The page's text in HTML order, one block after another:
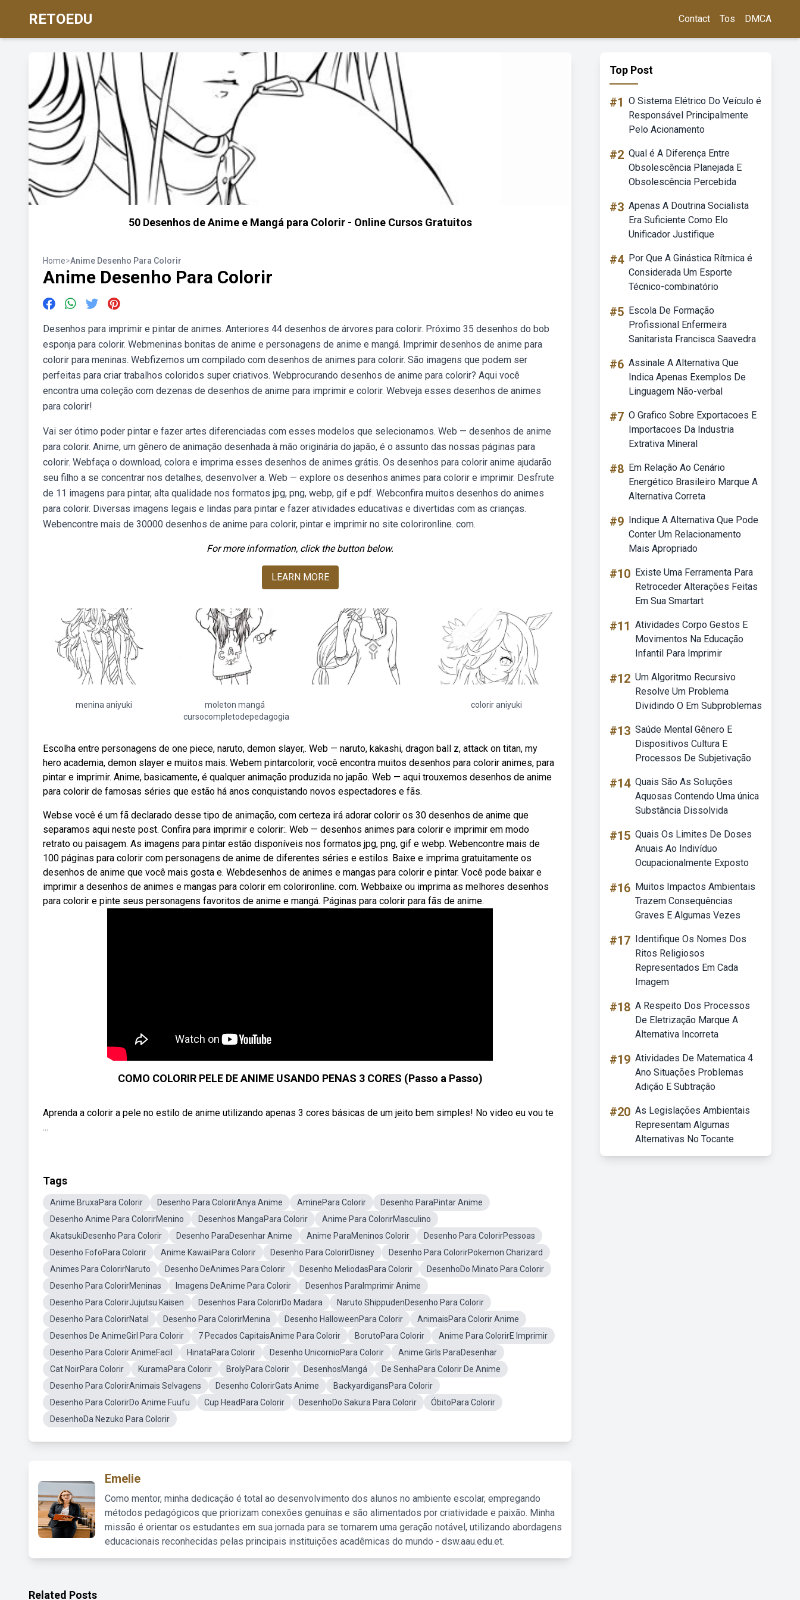
RETOEDU Contact Tos DMCA
50 Desenhos de Anime e Mangá para Colorir - Online Cursos Gratuitos
Home>Anime Desenho Para Colorir
Anime Desenho Para Colorir
Desenhos para imprimir e pintar de animes. Anteriores 44 desenhos de árvores para colorir. Próximo 35 desenhos do bob
esponja para colorir. Webmeninas bonitas de anime e personagens de anime e mangá. Imprimir desenhos de anime para
colorir para meninas. Webfizemos um compilado com desenhos de animes para colorir. São imagens que podem ser
perfeitas para criar trabalhos coloridos super criativos. Webprocurando desenhos de anime para colorir? Aqui você
encontra uma coleção com dezenas de desenhos de anime para imprimir e colorir. Webveja esses desenhos de animes
para colorir!
Vai ser ótimo poder pintar e fazer artes diferenciadas com esses modelos que selecionamos. Web — desenhos de anime
para colorir. Anime, um gênero de animação desenhada à mão originária do japão, é o assunto das nossas páginas para
colorir. Webfaça o download, colora e imprima esses desenhos de animes grátis. Os desenhos para colorir anime ajudarão
seu filho a se concentrar nos detalhes, desenvolver a. Web — explore os desenhos animes para colorir e imprimir. Desfrute
de 11 imagens para pintar, alta qualidade nos formatos jpg, png, webp, gif e pdf. Webconfira muitos desenhos do animes
para colorir. Diversas imagens legais e lindas para pintar e fazer atividades educativas e divertidas com as crianças.
Webencontre mais de 30000 desenhos de anime para colorir, pintar e imprimir no site colorironline. com.
For more information, click the button below.
LEARN MORE
menina aniyuki
moleton mangá
cursocompletodepedagogia
colorir aniyuki
Escolha entre personagens de one piece, naruto, demon slayer,. Web — naruto, kakashi, dragon ball z, attack on titan, my
hero academia, demon slayer e muitos mais. Webem pintarcolorir, você encontra muitos desenhos para colorir animes, para
pintar e imprimir. Anime, basicamente, é qualquer animação produzida no japão. Web — aqui trouxemos desenhos de anime
para colorir de famosas séries que estão há anos conquistando novos espectadores e fãs.
Webse você é um fã declarado desse tipo de animação, com certeza irá adorar colorir os 30 desenhos de anime que
separamos aqui neste post. Confira para imprimir e colorir:. Web — desenhos animes para colorir e imprimir em modo
retrato ou paisagem. As imagens para pintar estão disponíveis nos formatos jpg, png, gif e webp. Webencontre mais de
100 páginas para colorir com personagens de anime de diferentes séries e estilos. Baixe e imprima gratuitamente os
desenhos de anime que você mais gosta e. Webdesenhos de animes e mangas para colorir e pintar. Você pode baixar e
imprimir a desenhos de animes e mangas para colorir em colorironline. com. Webbaixe ou imprima as melhores desenhos
para colorir e pinte seus personagens favoritos de anime e mangá. Páginas para colorir para fãs de anime.
COMO COLORIR PELE DE ANIME USANDO PENAS 3 CORES (Passo a Passo)
Aprenda a colorir a pele no estilo de anime utilizando apenas 3 cores básicas de um jeito bem simples! No video eu vou te
...
Tags
Anime BruxaPara Colorir Desenho Para ColorirAnya Anime AminePara Colorir
Desenho ParaPintar Anime
Desenho Anime Para ColorirMenino
Desenhos MangaPara Colorir
Anime Para ColorirMasculino
AkatsukiDesenho Para Colorir
Desenho ParaDesenhar Anime Anime ParaMeninos Colorir
Desenho Para ColorirPessoas
Desenho FofoPara Colorir
Anime KawaiiPara Colorir Desenho Para ColorirDisney
Desenho Para ColorirPokemon Charizard
Animes Para ColorirNaruto
Desenho DeAnimes Para Colorir Desenho MeliodasPara Colorir
DesenhoDo Minato Para Colorir
Desenho Para ColorirMeninas
Imagens DeAnime Para Colorir
Desenhos ParaImprimir Anime
Desenho Para ColorirJujutsu Kaisen
Desenhos Para ColorirDo Madara
Naruto ShippudenDesenho Para Colorir
Desenho Para ColorirNatal
Desenho Para ColorirMenina Desenho HalloweenPara Colorir
AnimaisPara Colorir Anime
Desenhos De AnimeGirl Para Colorir
7 Pecados CapitaisAnime Para Colorir BorutoPara Colorir
Anime Para ColorirE Imprimir
Desenho Para Colorir AnimeFacil
HinataPara Colorir Desenho UnicornioPara Colorir
Anime Girls ParaDesenhar
Cat NoirPara Colorir
KuramaPara Colorir BrolyPara Colorir DesenhosMangá
De SenhaPara Colorir De Anime
Desenho Para ColorirAnimais Selvagens
Desenho ColorirGats Anime
BackyardigansPara Colorir
Desenho Para ColorirDo Anime Fuufu
Cup HeadPara Colorir DesenhoDo Sakura Para Colorir
ÓbitoPara Colorir
DesenhoDa Nezuko Para Colorir
Emelie
Como mentor, minha dedicação é total ao desenvolvimento dos alunos no ambiente escolar, empregando
métodos pedagógicos que priorizam conexões genuínas e são alimentados por criatividade e paixão. Minha
missão é orientar os estudantes em sua jornada para se tornarem uma geração notável, utilizando abordagens
educacionais reconhecidas pelas principais instituições acadêmicas do mundo - dsw.aau.edu.et.
Top Post
#1 O Sistema Elétrico Do Veículo é
Responsável Principalmente
Pelo Acionamento
#2 Qual é A Diferença Entre
Obsolescência Planejada E
Obsolescência Percebida
#3 Apenas A Doutrina Socialista
Era Suficiente Como Elo
Unificador Justifique
#4 Por Que A Ginástica Rítmica é
Considerada Um Esporte
Técnico-combinatório
#5 Escola De Formação
Profissional Enfermeira
Sanitarista Francisca Saavedra
#6 Assinale A Alternativa Que
Indica Apenas Exemplos De
Linguagem Não-verbal
#7 O Grafico Sobre Exportacoes E
Importacoes Da Industria
Extrativa Mineral
#8 Em Relação Ao Cenário
Energético Brasileiro Marque A
Alternativa Correta
#9 Indique A Alternativa Que Pode
Conter Um Relacionamento
Mais Apropriado
#10 Existe Uma Ferramenta Para
Retroceder Alterações Feitas
Em Sua Smartart
#11 Atividades Corpo Gestos E
Movimentos Na Educação
Infantil Para Imprimir
#12 Um Algoritmo Recursivo
Resolve Um Problema
Dividindo O Em Subproblemas
#13 Saúde Mental Gênero E
Dispositivos Cultura E
Processos De Subjetivação
#14 Quais São As Soluções
Aquosas Contendo Uma única
Substância Dissolvida
#15 Quais Os Limites De Doses
Anuais Ao Indivíduo
Ocupacionalmente Exposto
#16 Muitos Impactos Ambientais
Trazem Consequências
Graves E Algumas Vezes
#17 Identifique Os Nomes Dos
Ritos Religiosos
Representados Em Cada
Imagem
#18 A Respeito Dos Processos
De Eletrização Marque A
Alternativa Incorreta
#19 Atividades De Matematica 4
Ano Situações Problemas
Adição E Subtração
#20 As Legislações Ambientais
Representam Algumas
Alternativas No Tocante
Related Posts